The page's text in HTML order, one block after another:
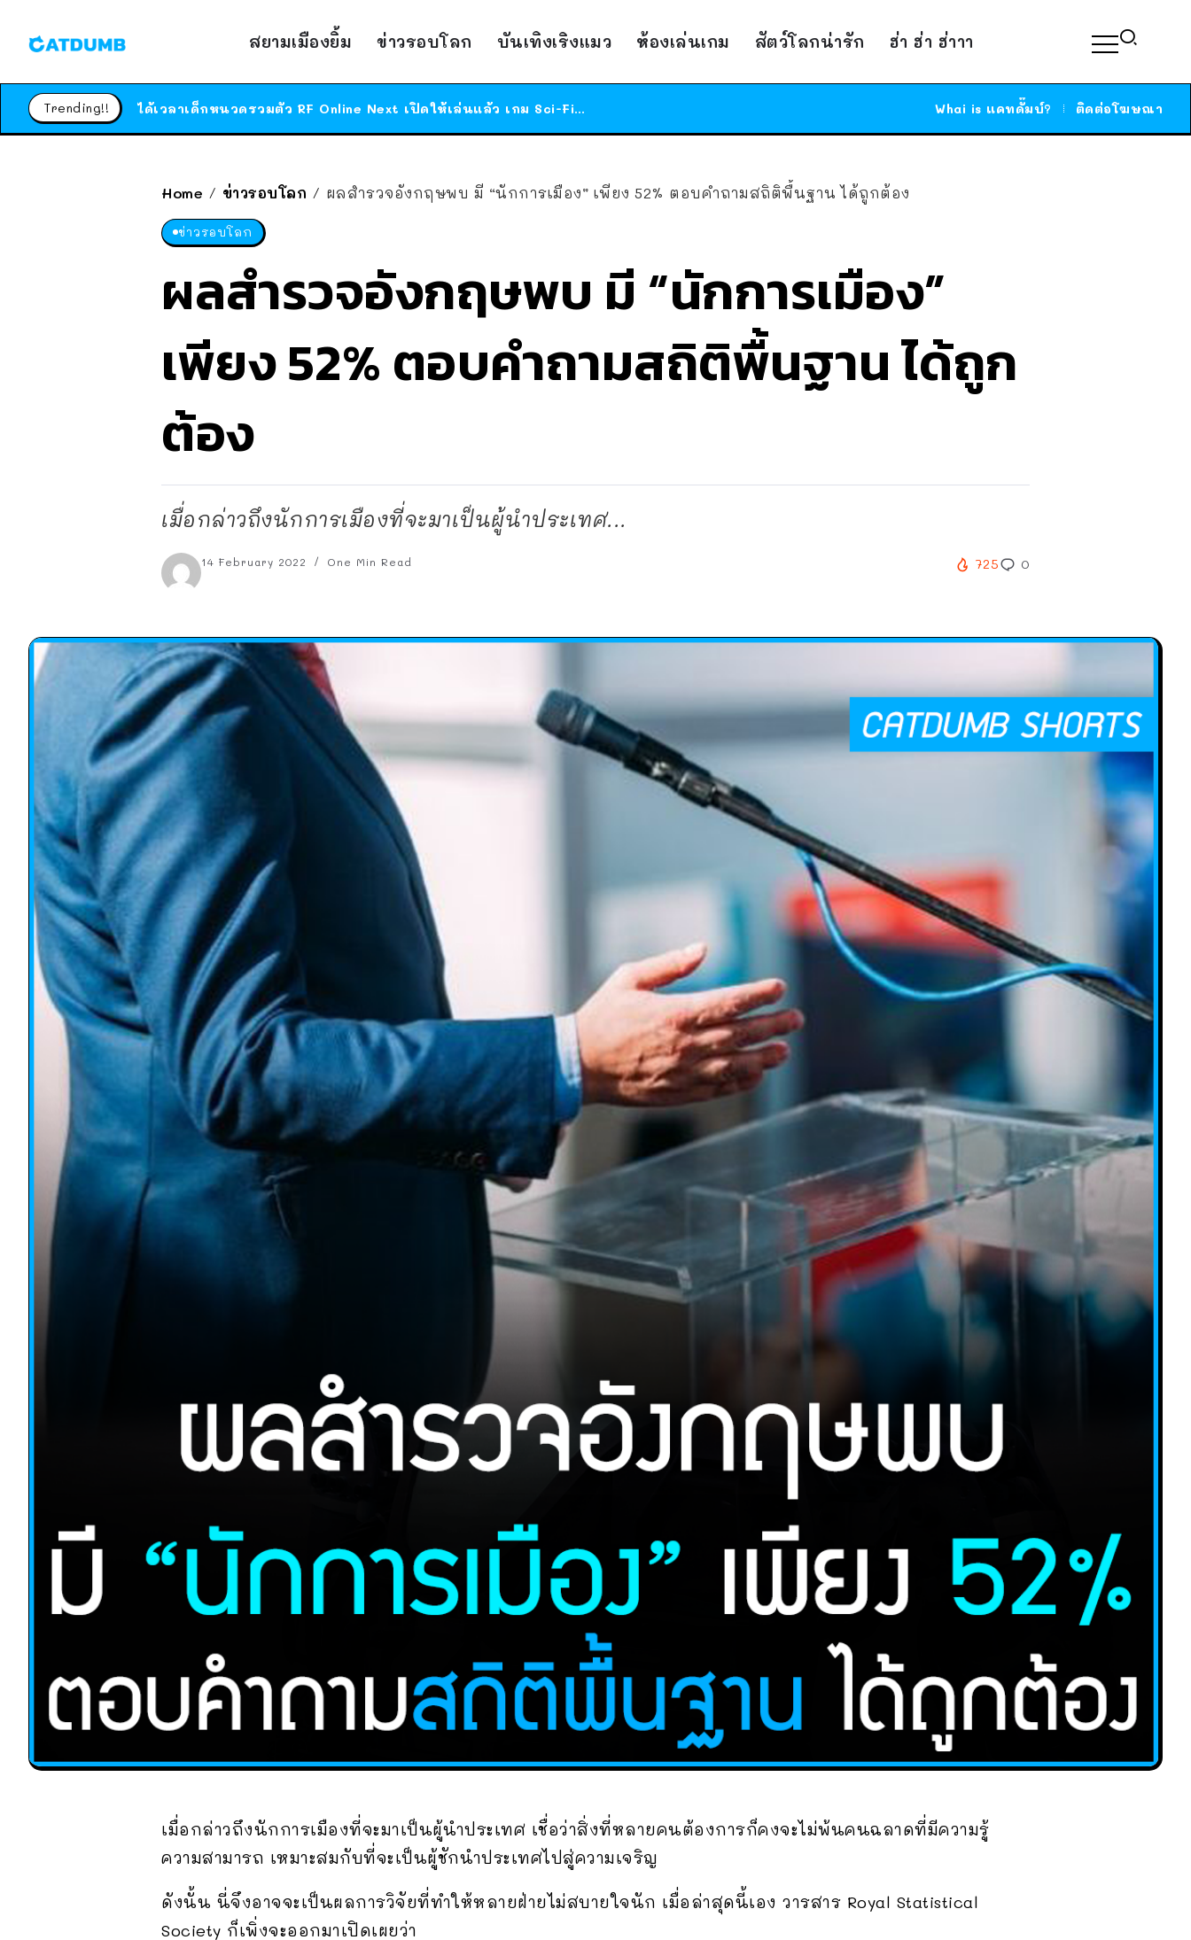
สยามเมืองยิ้ม ข่าวรอบโลก บันเทิงเริงแมว ห้องเล่นเกม สัตว์โลกน่ารัก ฮ่า ฮ่า ฮ่าาา
Trending!!
ร้านอาหารในนิวยอร์กประกาศปิดตัวลง หลังอยู่มานานกว่า 45 ปี ติดป้ายขอบคุณลูกค้าทุกคน แถมสูตรทำไวท์ซอสให้แบบจัดเต็ม
ได้เวลาเด็กหนวดรวมตัว RF Online Next เปิดให้เล่นแล้ว เกม Sci-Fi MMORPG ระดับตำนาน เล่นได้ทั้งมือถือและ PC Whai is แคทดั๊มบ์? ติดต่อโฆษณา
Home / ข่าวรอบโลก / ผลสำรวจอังกฤษพบ มี “นักการเมือง” เพียง 52% ตอบคำถามสถิติพื้นฐาน ได้ถูกต้อง
ข่าวรอบโลก
ผลสำรวจอังกฤษพบ มี “นักการเมือง”
เพียง 52% ตอบคำถามสถิติพื้นฐาน ได้ถูก
ต้อง
เมื่อกล่าวถึงนักการเมืองที่จะมาเป็นผู้นำประเทศ...
14 February 2022 One Min Read 725 0
เมื่อกล่าวถึงนักการเมืองที่จะมาเป็นผู้นำประเทศ เชื่อว่าสิ่งที่หลายคนต้องการก็คงจะไม่พ้นคนฉลาดที่มีความรู้
ความสามารถ เหมาะสมกับที่จะเป็นผู้ชักนำประเทศไปสู่ความเจริญ
ดังนั้น นี่จึงอาจจะเป็นผลการวิจัยที่ทำให้หลายฝ่ายไม่สบายใจนัก เมื่อล่าสุดนี้เอง วารสาร Royal Statistical
Society ก็เพิ่งจะออกมาเปิดเผยว่า